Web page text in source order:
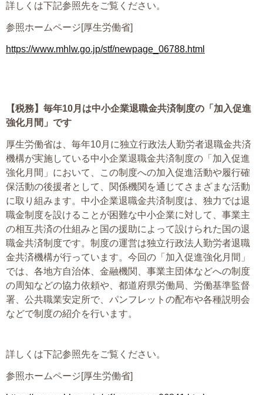
詳しくは下記参照先をご覧ください。
参照ホームページ[厚生労働省]
https://www.mhlw.go.jp/stf/newpage_06788.html
【税務】 毎年10月は中小企業退職金共済制度の「加入促進
強化月間」です
厚生労働省は、毎年10月に独立行政法人勤労者退職金共済
機構が実施している中小企業退職金共済制度の「加入促進
強化月間」において、この制度への加入促進活動や履行確
保活動の後援者として、関係機関を通じてさまざまな活動
に取り組みます。中小企業退職金共済制度は、独力では退
職金制度を設けることが困難な中小企業に対して、事業主
の相互共済の仕組みと国の援助によって設けられた国の退
職金共済制度です。制度の運営は独立行政法人勤労者退職
金共済機構が行っています。今回の「加入促進強化月間」
では、各地方自治体、金融機関、事業主団体などへの制度
の周知などの協力依頼や、都道府県労働局、労働基準監督
署、公共職業安定所で、パンフレットの配布や各種説明会
などで制度の紹介を行います。
詳しくは下記参照先をご覧ください。
参照ホームページ[厚生労働省]